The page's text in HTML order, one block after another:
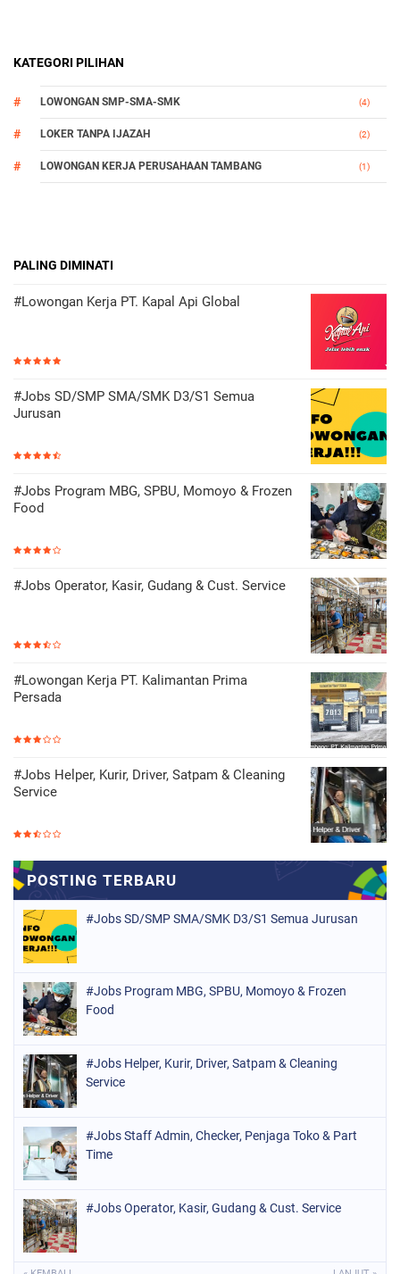
KATEGORI PILIHAN
LOWONGAN SMP-SMA-SMK (4)
LOKER TANPA IJAZAH (2)
LOWONGAN KERJA PERUSAHAAN TAMBANG (1)
PALING DIMINATI
#Lowongan Kerja PT. Kapal Api Global
#Jobs SD/SMP SMA/SMK D3/S1 Semua
Jurusan
#Jobs Program MBG, SPBU, Momoyo & Frozen
Food
#Jobs Operator, Kasir, Gudang & Cust. Service
#Lowongan Kerja PT. Kalimantan Prima
Persada
#Jobs Helper, Kurir, Driver, Satpam & Cleaning
Service
#Jobs SD/SMP SMA/SMK D3/S1 Semua Jurusan
#Jobs Program MBG, SPBU, Momoyo & Frozen
Food
#Jobs Helper, Kurir, Driver, Satpam & Cleaning
Service
#Jobs Staff Admin, Checker, Penjaga Toko & Part
Time
#Jobs Operator, Kasir, Gudang & Cust. Service